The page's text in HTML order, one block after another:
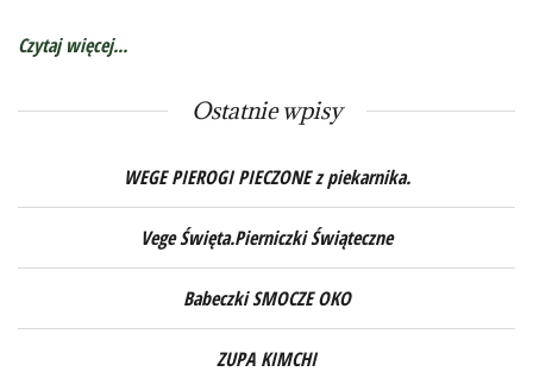
Czytaj więcej...
Ostatnie wpisy
WEGE PIEROGI PIECZONE z piekarnika.
Vege Święta.Pierniczki Świąteczne
Babeczki SMOCZE OKO
ZUPA KIMCHI